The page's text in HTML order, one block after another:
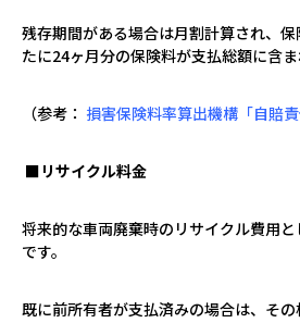
残存期間がある場合は月割計算され、
たに24ヶ月分の保険料が支払総額に含ま
（参考： 損害保険料率算出機構「自賠責
■ リサイクル料金
将来的な車両廃棄時のリサイクル費用
です。
既に前所有者が支払済みの場合は、そ